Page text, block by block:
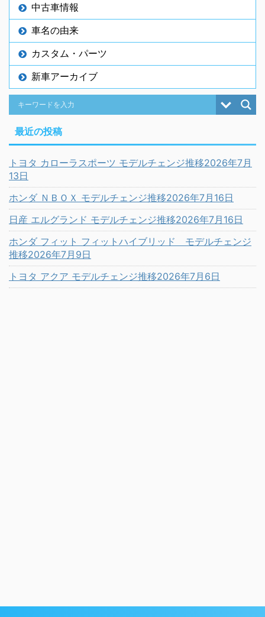
中古車情報
車名の由来
カスタム・パーツ
新車アーカイブ
最近の投稿
トヨタ カローラスポーツ モデルチェンジ推移2026年7月
13日
ホンダ ＮＢＯＸ モデルチェンジ推移2026年7月16日
日産 エルグランド モデルチェンジ推移2026年7月16日
ホンダ フィット フィットハイブリッド モデルチェンジ
推移2026年7月9日
トヨタ アクア モデルチェンジ推移2026年7月6日